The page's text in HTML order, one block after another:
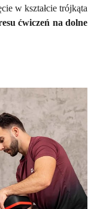
w kształcie trójkąta
ćwiczeń na dolne